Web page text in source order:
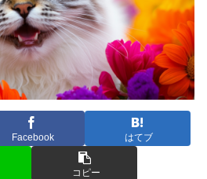
Facebook はてブ
コピー